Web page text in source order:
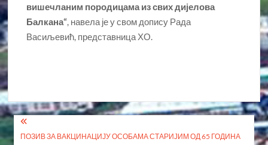
вишечланим породицама из свих дијелова
Балкана“, навела је у свом допису Рада
Васиљевић, представница ХО.
Кретање
ПОЗИВ ЗА ВАКЦИНАЦИЈУ ОСОБАМА СТАРИЈИМ ОД 65 ГОДИНА